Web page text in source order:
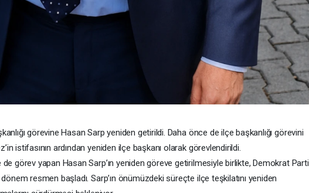
görevine Hasan Sarp yeniden getirildi. Daha önce de ilçe başkanlığı görevini
istifasının ardından yeniden ilçe başkanı olarak görevlendirildi.
görev yapan Hasan Sarp’ın yeniden göreve getirilmesiyle birlikte, Demokrat Parti
dönem resmen başladı. Sarp’ın önümüzdeki süreçte ilçe teşkilatını yeniden